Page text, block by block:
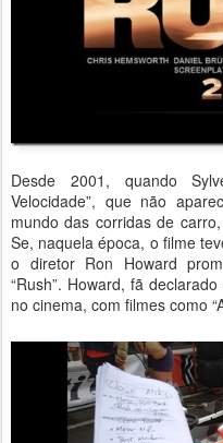
Desde 2001, quando
Velocidade”, que não
mundo das corridas de
Se, naquela época, o filme
o diretor Ron Howard
“Rush”. Howard, fã
no cinema, com filmes como